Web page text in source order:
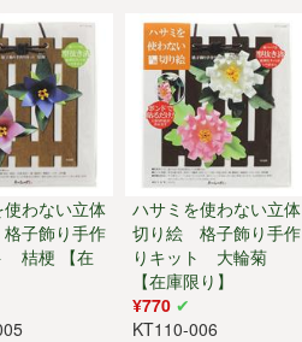
わない立体
子飾り手作
桔梗 【在
ハサミを使わない立体
切り絵 格子飾り手作
りキット 大輪菊
【在庫限り】
¥770
KT110-006